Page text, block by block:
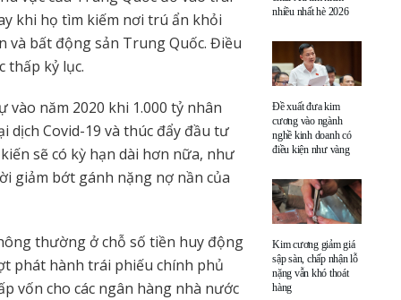
khi họ tìm kiếm nơi trú ẩn khỏi
bất động sản Trung Quốc. Điều
thấp kỷ lục.
năm 2020 khi 1.000 tỷ nhân
dịch Covid-19 và thúc đẩy đầu tư
sẽ có kỳ hạn dài hơn nữa, như
giảm bớt gánh nặng nợ nần của
thường ở chỗ số tiền huy động
phát hành trái phiếu chính phủ
vốn cho các ngân hàng nhà nước
nhiều nhất hè 2026
Đề xuất đưa kim
cương vào ngành
nghề kinh doanh có
điều kiện như vàng
Kim cương giảm giá
sập sàn, chấp nhận lỗ
nặng vẫn khó thoát
hàng